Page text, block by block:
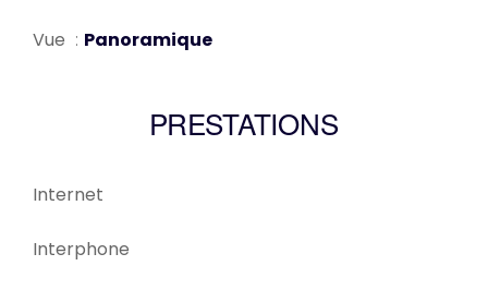
Vue Panoramique
PRESTATIONS
Internet
Interphone